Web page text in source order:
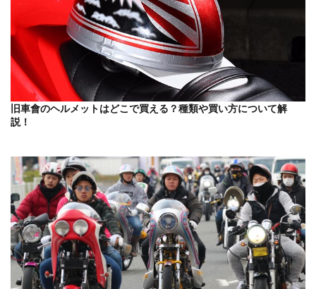
旧車會のヘルメットはどこで買える？種類や買い方について解
説！